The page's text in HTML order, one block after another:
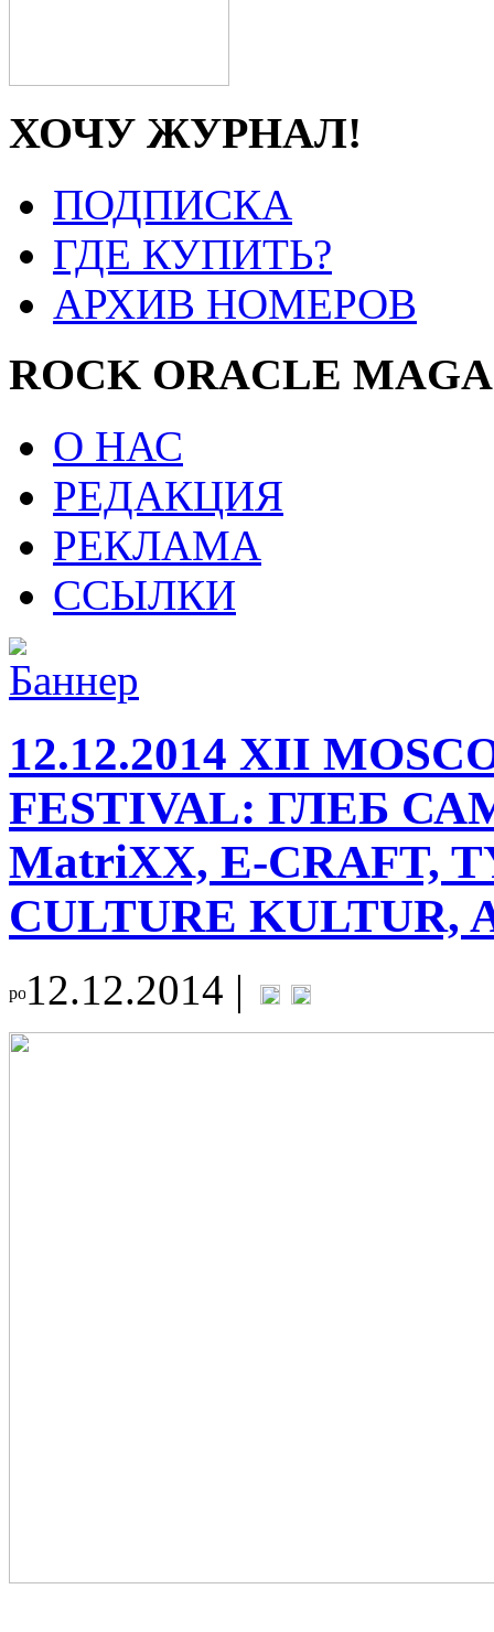
ХОЧУ ЖУРНАЛ!
ПОДПИСКА
ГДЕ КУПИТЬ?
АРХИВ НОМЕРОВ
ROCK ORACLE
О НАС
РЕДАКЦИЯ
РЕКЛАМА
ССЫЛКИ
12.12.2014 XII
FESTIVAL: ГЛЕБ
MatriXX, E-CRAFT,
CULTURE KULTUR,
12.12.2014 |